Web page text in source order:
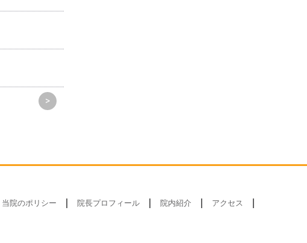
>
当院のポリシー 院長プロフィール 院内紹介 アクセス